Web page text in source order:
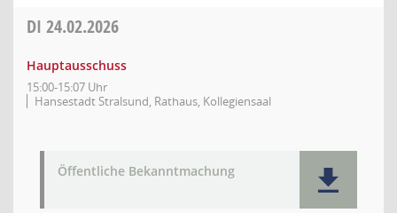
DI 24.02.2026
Hauptausschuss
15:00-15:07 Uhr
Hansestadt Stralsund, Rathaus, Kollegiensaal
Öffentliche Bekanntmachung